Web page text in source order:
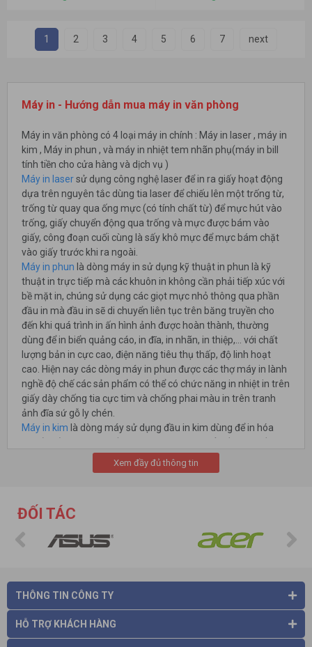
1 2 3 4 5 6 7 next
Máy in - Hướng dẫn mua máy in văn phòng
Máy in văn phòng có 4 loại máy in chính : Máy in laser , máy in
kim , Máy in phun , và máy in nhiệt tem nhãn phụ(máy in bill
tính tiền cho cửa hàng và dịch vụ )
Máy in lasersử dụng công nghệ laser để in ra giấy hoạt động
dựa trên nguyên tắc dùng tia laser để chiếu lên một trống từ,
trống từ quay qua ống mực (có tính chất từ) để mực hút vào
trống, giấy chuyển động qua trống và mực được bám vào
giấy, công đoạn cuối cùng là sấy khô mực để mực bám chặt
vào giấy trước khi ra ngoài.
Máy in phun là dòng máy in sử dụng kỹ thuật in phun là kỹ
thuật in trực tiếp mà các khuôn in không cần phải tiếp xúc với
bề mặt in, chúng sử dụng các giọt mực nhỏ thông qua phần
đầu in mà đầu in sẽ di chuyển liên tục trên băng truyền cho
đến khi quá trình in ấn hình ảnh được hoàn thành, thường
dùng để in biển quảng cáo, in đĩa, in nhãn, in thiệp,… với chất
lượng bản in cực cao, điện năng tiêu thụ thấp, độ linh hoạt
cao. Hiện nay các dòng máy in phun được các thợ máy in lành
nghề độ chế các sản phẩm có thể có chức năng in nhiệt in trên
giấy dày chống tia cực tim và chống phai màu in trên tranh
ảnh đĩa sứ gỗ ly chén.
Máy in kim là dòng máy sử dụng đầu in kim dùng để in hóa
rất phổ biển trong ngân hàng cơ quan và bệnh viện vì chức
năng in nhiều liên trên 1 lần in.
thành toán nhà hàng với công nghệ in không cần mực mà chỉ
sử dụng chất liệu in bằng nhiệt.
trong gia đình có độ phân giải 600x600 dpi với tốc độ 10 – 20
đẹp, phù hợp in văn phòng, công việc nhưng tốc độ sẽ chậm
và chi phí cao hơn.
Xem đầy đủ thông tin
ĐỐI TÁC
THÔNG TIN CÔNG TY
HỖ TRỢ KHÁCH HÀNG